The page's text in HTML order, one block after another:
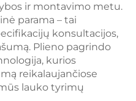
ir montavimo metu.
parama – tai
konsultacijos,
Plieno pagrindo
kurios
reikalaujančiose
lauko tyrimų